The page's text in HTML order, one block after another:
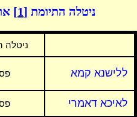
ניטלה התיומת [1]
ניטלה
ללישנא קמא
לאיכא דאמרי